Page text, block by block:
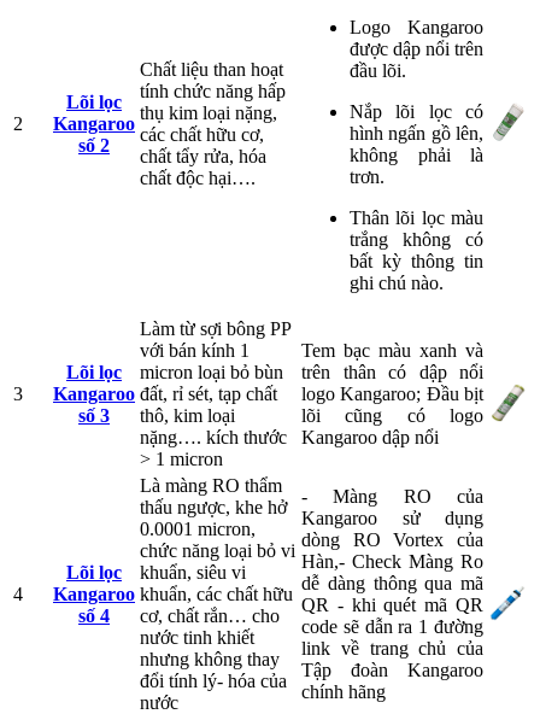
2
Lõi lọc
Kangaroo
số 2
Chất liệu than hoạt
tính chức năng hấp
thụ kim loại nặng,
các chất hữu cơ,
chất tẩy rửa, hóa
chất độc hại….
Logo Kangaroo
được dập nổi trên
đầu lõi.
Nắp lõi lọc có
hình ngấn gồ lên,
không phải là
trơn.
Thân lõi lọc màu
trắng không có
bất kỳ thông tin
ghi chú nào.
3
Lõi lọc
Kangaroo
số 3
Làm từ sợi bông PP
với bán kính 1
micron loại bỏ bùn
đất, rỉ sét, tạp chất
thô, kim loại
nặng…. kích thước
> 1 micron
Tem bạc màu xanh và
trên thân có dập nổi
logo Kangaroo; Đầu bịt
lõi cũng có logo
Kangaroo dập nổi
4
Lõi lọc
Kangaroo
số 4
Là màng RO thẩm
thấu ngược, khe hở
0.0001 micron,
chức năng loại bỏ vi
khuẩn, siêu vi
khuẩn, các chất hữu
cơ, chất rắn… cho
nước tinh khiết
nhưng không thay
đổi tính lý- hóa của
nước
- Màng RO của
Kangaroo sử dụng
dòng RO Vortex của
Hàn,- Check Màng Ro
dễ dàng thông qua mã
QR - khi quét mã QR
code sẽ dẫn ra 1 đường
link về trang chủ của
Tập đoàn Kangaroo
chính hãng